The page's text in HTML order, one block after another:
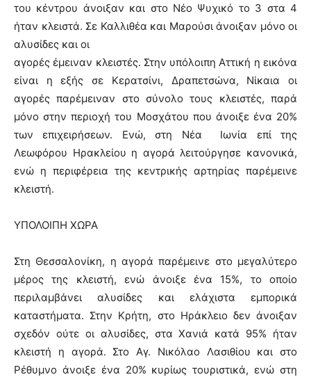
του κέντρου άνοιξαν και στο Νέο Ψυχικό το 3 στα 4
ήταν κλειστά. Σε Καλλιθέα και Μαρούσι άνοιξαν μόνο οι
αλυσίδες και οι
αγορές έμειναν κλειστές. Στην υπόλοιπη Αττική η εικόνα
είναι η εξής σε Κερατσίνι, Δραπετσώνα, Νίκαια οι
αγορές παρέμειναν στο σύνολο τους κλειστές, παρά
μόνο στην περιοχή του Μοσχάτου που άνοιξε ένα 20%
των επιχειρήσεων. Ενώ, στη Νέα Ιωνία επί της
Λεωφόρου Ηρακλείου η αγορά λειτούργησε κανονικά,
ενώ η περιφέρεια της κεντρικής αρτηρίας παρέμεινε
κλειστή.
ΥΠΟΛΟΙΠΗ ΧΩΡΑ
Στη Θεσσαλονίκη, η αγορά παρέμεινε στο μεγαλύτερο
μέρος της κλειστή, ενώ άνοιξε ένα 15%, το οποίο
περιλαμβάνει αλυσίδες και ελάχιστα εμπορικά
καταστήματα. Στην Κρήτη, στο Ηράκλειο δεν άνοιξαν
σχεδόν ούτε οι αλυσίδες, στα Χανιά κατά 95% ήταν
κλειστή η αγορά. Στο Αγ. Νικόλαο Λασιθίου και στο
Ρέθυμνο άνοιξε ένα 20% κυρίως τουριστικά, ενώ στη